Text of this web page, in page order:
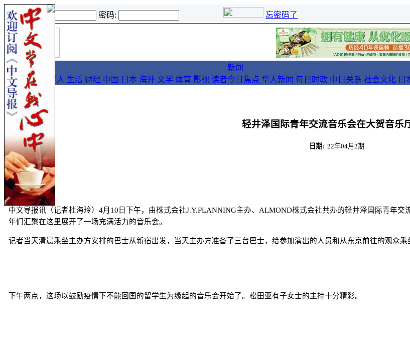
登录名: 密码: 忘密码了
首
页
导报
要闻 论坛 华人 生活 财经 中国 日本 海外 文学 体育 影视 读者
新闻
今日焦点 华人新闻 每日时政 中日关系 社会文化 日
::新闻
轻井泽国际青年交流音乐会在大贺音乐
日期: 22年04月2期
中文导报讯（记者杜海玲） 4月 10 日下午，由株式会社J.Y.PLANNING主办、 ALMOND株式会社共办的轻井泽国际青年交
年们汇聚在这里展开了一场充满活力的音乐会。
记者当天清晨乘坐主办方安排的巴士从新宿出发，当天主办方准备了三台巴士，给参加演出的人员和从东京前往的观众乘
下午两点，这场以鼓励疫情下不能回国的留学生为缘起的音乐会开始了。松田亚有子女士的主持十分精彩。